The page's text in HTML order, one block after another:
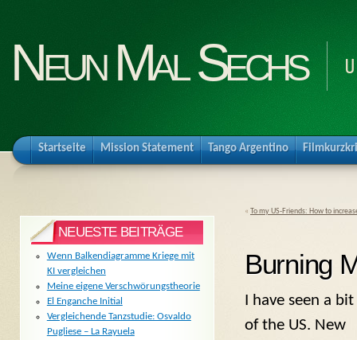
Neun Mal Sechs
Startseite Mission Statement Tango Argentino
« To my US-Friends: How to
Burning
I have seen a bit
of the US. New
NEUESTE BEITRÄGE
Wenn Balkendiagramme Kriege mit
KI vergleichen
Meine eigene Verschwörungstheorie
El Enganche Initial
Vergleichende Tanzstudie: Osvaldo
Pugliese – La Rayuela